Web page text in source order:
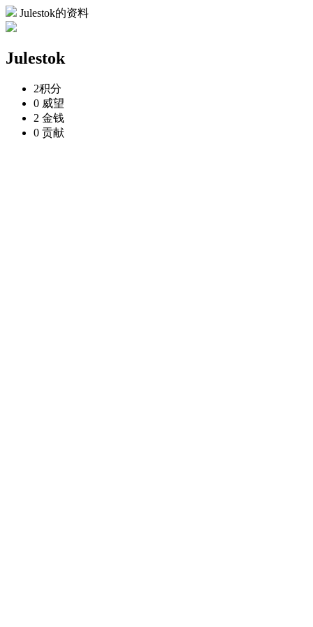
Julestok的资料
Julestok
2积分
0 威望
2 金钱
0 贡献